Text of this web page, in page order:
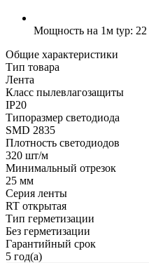
Мощность на 1м typ:
Общие характеристики
Тип товара
Лента
Класс пылевлагозащиты
IP20
Типоразмер светодиода
SMD 2835
Плотность светодиодов
320 шт/м
Минимальный отрезок
25 мм
Серия ленты
RT открытая
Тип герметизации
Без герметизации
Гарантийный срок
5 год(а)